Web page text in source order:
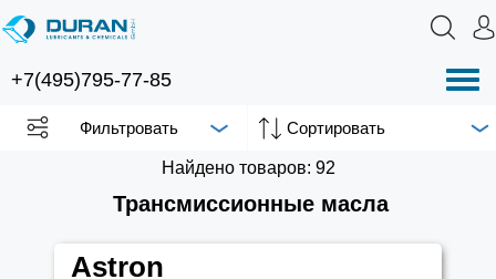
+7(495)795-77-85
Фильтровать
Найдено товаров: 92
Трансмиссионные масла
Astron